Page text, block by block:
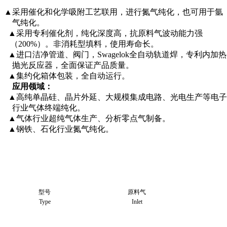
▲采用催化和化学吸附工艺联用，进行氮气纯化，也可用于氩
气纯化。
▲采用专利催化剂，纯化深度高，抗原料气波动能力强
（200%）。非消耗型填料，使用寿命长。
▲进口洁净管道、阀门，Swagelok全自动轨道焊，专利内加热
抛光反应器，全面保证产品质量。
▲集约化箱体包装，全自动运行。
应用领域：
▲高纯单晶硅、晶片外延、大规模集成电路、光电生产等电子
行业气体终端纯化。
▲气体行业超纯气体生产、分析零点气制备。
▲钢铁、石化行业氮气纯化。
型号
Type
原料气
Inlet